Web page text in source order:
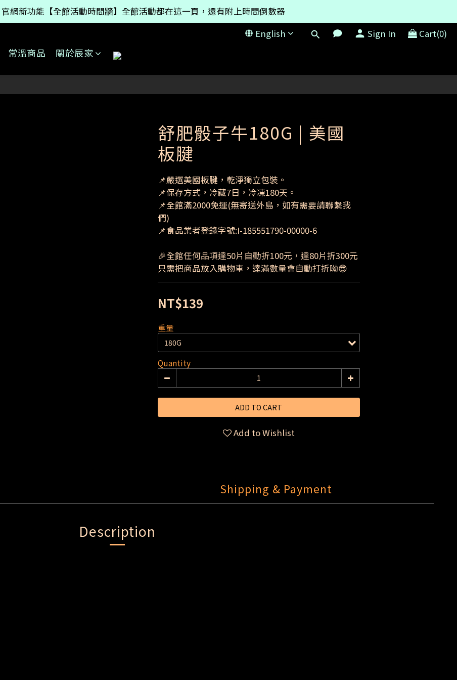
【女神醬】產品999免運，有其它冷凍商品的話則是原本的2200免運
官網新功能【全館活動時間牆】全館活動都在這一頁，還有附上時間倒數器
買【女神醬】產品999免運，有其它冷凍商品的話則是原本的2200免運English Sign In Cart(0)
常溫商品 關於辰家
舒肥骰子牛180G | 美國
板腱
📌嚴選美國板腱，乾淨獨立包裝。
📌保存方式，冷藏7日，冷凍180天。
📌全館滿2000免運(無寄送外島，如有需要請聯繫我
們)
📌食品業者登錄字號:I-185551790-00000-6
🎉全館任何品項達50片自動折100元，達80片折300元
只需把商品放入購物車，達滿數量會自動打折呦😎
NT$139
重量
Quantity
ADD TO CART
Add to Wishlist
Shipping & Payment
Description